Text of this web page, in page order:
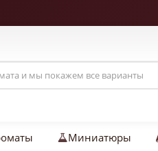
Миниатюры